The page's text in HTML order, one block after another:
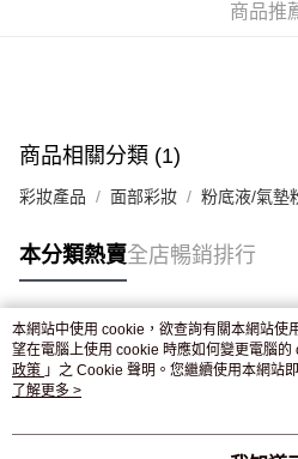
付款後門市自取，訂單確認後2-4個
商品推
商品相關分類 (1)
彩妝產品 面部彩妝 粉底液/氣墊
本分類熱賣全店暢銷排行
熱門標籤
熱銷排行
本網站中使用 cookie，欲查詢有關本網站使
望在電腦上使用 cookie 時應如何變更電腦的
政策 」之 Cookie 聲明。您繼續使用本網站
條款之 Cookie 聲明使用 cookie。
了解更多 >